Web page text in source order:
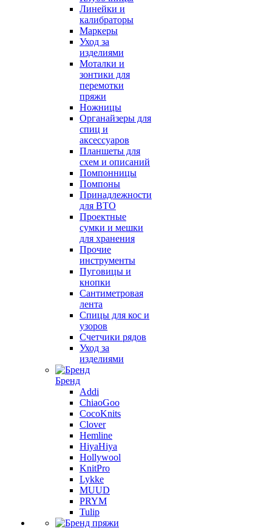
Линейки и
калибраторы
Маркеры
Уход за
изделиями
Моталки и
зонтики для
перемотки
пряжи
Ножницы
Органайзеры для
спиц и
аксессуаров
Планшеты для
схем и описаний
Помпонницы
Помпоны
Принадлежности
для ВТО
Проектные
сумки и мешки
для хранения
Прочие
инструменты
Пуговицы и
кнопки
Сантиметровая
лента
Спицы для кос и
узоров
Счетчики рядов
Уход за
изделиями
Бренд
Addi
ChiaoGoo
CocoKnits
Clover
Hemline
HiyaHiya
Hollywool
KnitPro
Lykke
MUUD
PRYM
Tulip